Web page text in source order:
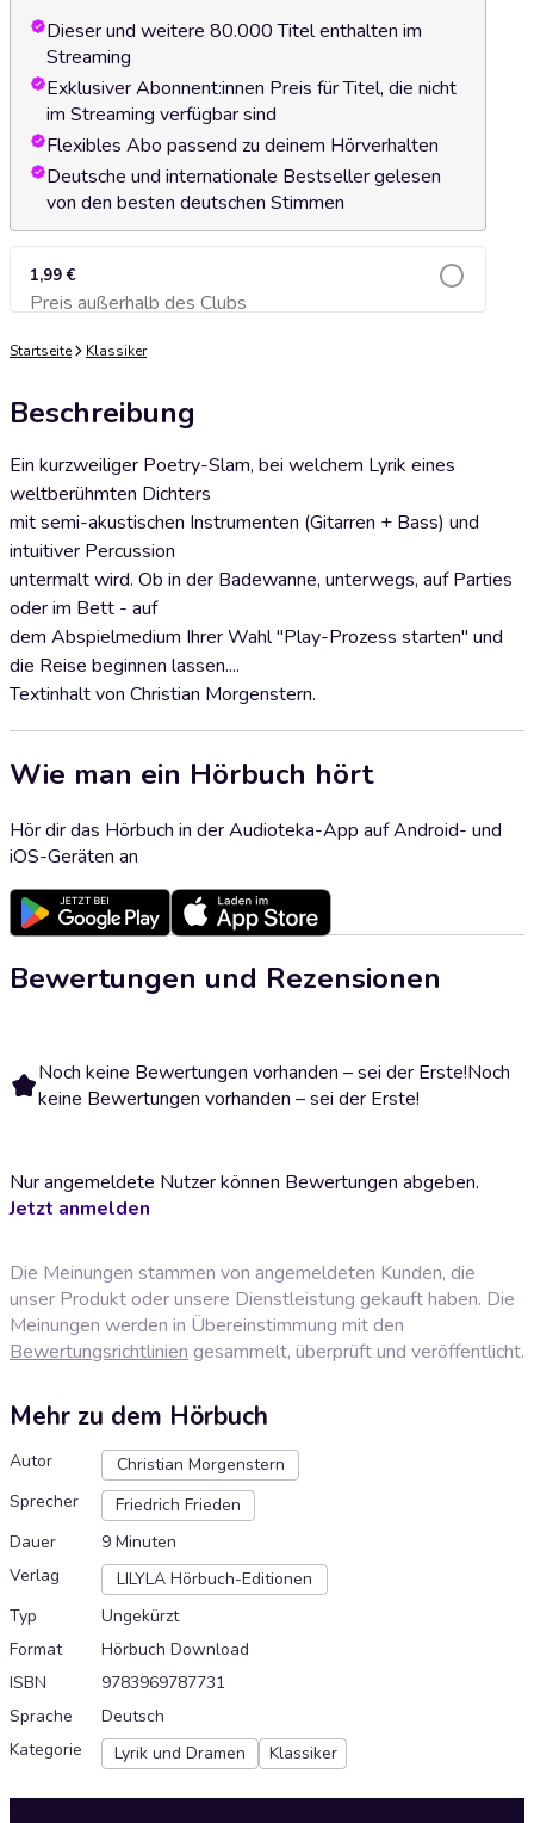
Dieser und weitere 80.000 Titel enthalten im
Streaming
Exklusiver Abonnent:innen Preis für Titel, die nicht
im Streaming verfügbar sind
Flexibles Abo passend zu deinem Hörverhalten
Deutsche und internationale Bestseller gelesen
von den besten deutschen Stimmen
1,99 €
Preis außerhalb des ClubsZum Warenkorb hinzufügen
Startseite Klassiker
Beschreibung
Ein kurzweiliger Poetry-Slam, bei welchem Lyrik eines
weltberühmten Dichters
mit semi-akustischen Instrumenten (Gitarren + Bass) und
intuitiver Percussion
untermalt wird. Ob in der Badewanne, unterwegs, auf Parties
oder im Bett - auf
dem Abspielmedium Ihrer Wahl "Play-Prozess starten" und
die Reise beginnen lassen....
Textinhalt von Christian Morgenstern.
Wie man ein Hörbuch hört
Hör dir das Hörbuch in der Audioteka-App auf Android- und
iOS-Geräten an
Bewertungen und Rezensionen
Noch keine Bewertungen vorhanden – sei der Erste!Noch
keine Bewertungen vorhanden – sei der Erste!
Nur angemeldete Nutzer können Bewertungen abgeben.
Jetzt anmelden
Die Meinungen stammen von angemeldeten Kunden, die
unser Produkt oder unsere Dienstleistung gekauft haben. Die
Meinungen werden in Übereinstimmung mit den
Bewertungsrichtlinien gesammelt, überprüft und veröffentlicht.
Mehr zu dem Hörbuch
Autor
Christian Morgenstern
Sprecher
Friedrich Frieden
Dauer
9 Minuten
Verlag
LILYLA Hörbuch-Editionen
Typ
Ungekürzt
Format
Hörbuch Download
ISBN
9783969787731
Sprache
Deutsch
Kategorie
Lyrik und Dramen Klassiker